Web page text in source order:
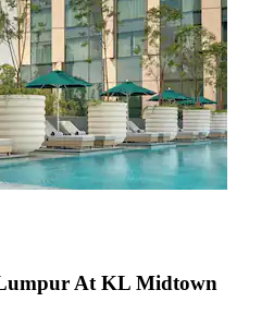
At KL Midtown